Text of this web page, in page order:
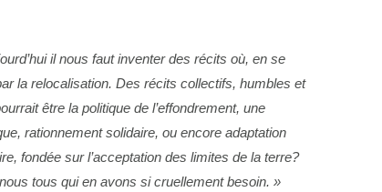
il nous faut inventer des récits où, en se
la relocalisation. Des récits collectifs, humbles et
être la politique de l’effondrement, une
, rationnement solidaire, ou encore adaptation
fondée sur l’acceptation des limites de la terre?
tous qui en avons si cruellement besoin. »